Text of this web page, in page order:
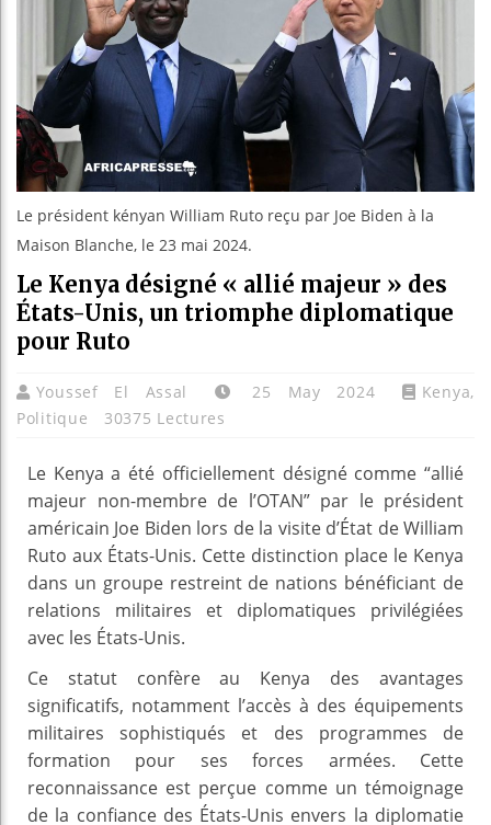
Aliko
Le président kényan William Ruto reçu par Joe Biden à la
Maison Blanche, le 23 mai 2024.
Le Kenya désigné « allié majeur » des
États-Unis, un triomphe diplomatique
pour Ruto
Youssef El Assal 25 May 2024 Kenya,
Politique
30375 Lectures
Le Kenya a été officiellement désigné comme “allié
majeur non-membre de l’OTAN” par le président
américain Joe Biden lors de la visite d’État de William
Ruto aux États-Unis. Cette distinction place le Kenya
dans un groupe restreint de nations bénéficiant de
relations militaires et diplomatiques privilégiées
avec les États-Unis.
Ce statut confère au Kenya des avantages
significatifs, notamment l’accès à des équipements
militaires sophistiqués et des programmes de
formation pour ses forces armées. Cette
reconnaissance est perçue comme un témoignage
de la confiance des États-Unis envers la diplomatie